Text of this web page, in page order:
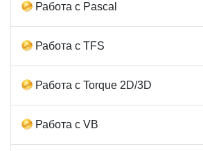
Работа с Pascal
Работа с TFS
Работа с Torque 2D/3D
Работа с VB